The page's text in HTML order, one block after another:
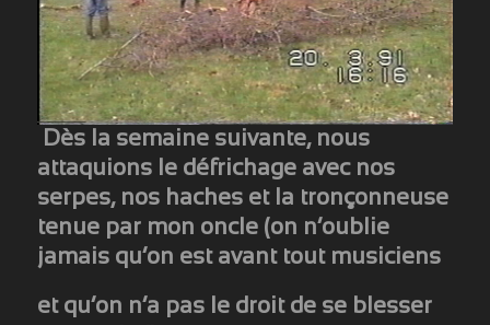
Dès la semaine suivante, nous
attaquions le défrichage avec nos
serpes, nos haches et la tronçonneuse
tenue par mon oncle (on n’oublie
jamais qu’on est avant tout musiciens
et qu’on n’a pas le droit de se blesser